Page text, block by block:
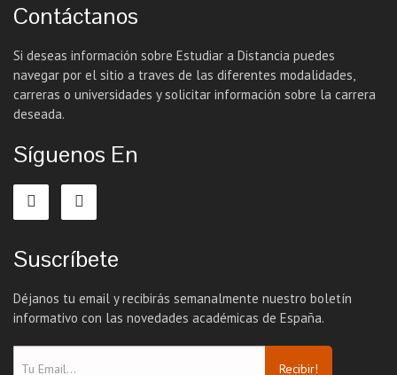
Contáctanos
Si deseas información sobre Estudiar a Distancia puedes
navegar por el sitio a traves de las diferentes modalidades,
carreras o universidades y solicitar información sobre la carrera
deseada.
Síguenos En
Suscríbete
Déjanos tu email y recibirás semanalmente nuestro boletín
informativo con las novedades académicas de España.
Recibir!